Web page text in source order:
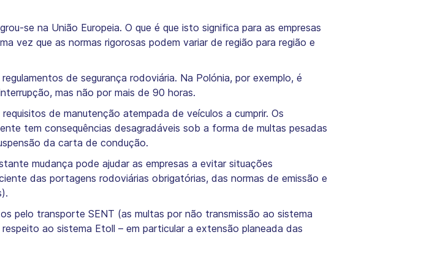
se na União Europeia. O que é que isto significa para as empresas
vez que as normas rigorosas podem variar de região para região e
de segurança rodoviária. Na Polónia, por exemplo, é
mas não por mais de 90 horas.
de manutenção atempada de veículos a cumprir. Os
tem consequências desagradáveis sob a forma de multas pesadas
da carta de condução.
mudança pode ajudar as empresas a evitar situações
das portagens rodoviárias obrigatórias, das normas de emissão e
pelo transporte SENT (as multas por não transmissão ao sistema
ao sistema Etoll – em particular a extensão planeada das